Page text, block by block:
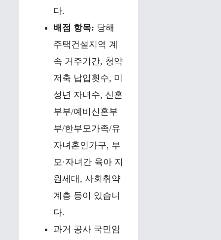
다.
배점 항목: 당해
주택건설지역 계
속 거주기간, 청약
저축 납입횟수, 미
성년 자녀수, 신혼
부부/예비신혼부
부/한부모가족/유
자녀혼인가구, 부
모·자녀간 육아 지
원세대, 사회취약
계층 등이 있습니
다.
과거 공사 국민임